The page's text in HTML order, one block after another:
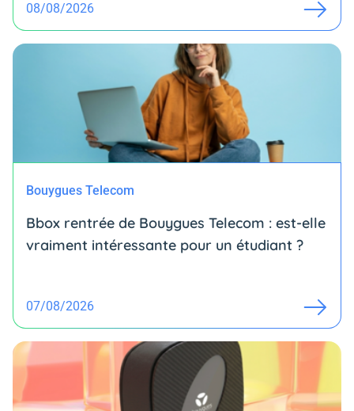
08/08/2026
Bouygues Telecom
Bbox rentrée de Bouygues Telecom : est-elle
vraiment intéressante pour un étudiant ?
07/08/2026